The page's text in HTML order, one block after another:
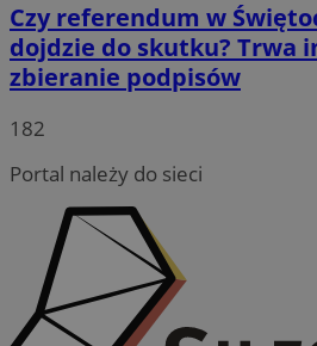
Czy referendum w
dojdzie do skutku? Trwa
zbieranie podpisów
182
Portal należy do sieci